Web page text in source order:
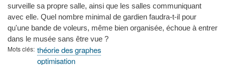
surveille sa propre salle, ainsi que les salles communiquant
avec elle. Quel nombre minimal de gardien faudra-t-il pour
qu'une bande de voleurs, même bien organisée, échoue à entrer
dans le musée sans être vue ?
Mots clés théorie des graphes
optimisation